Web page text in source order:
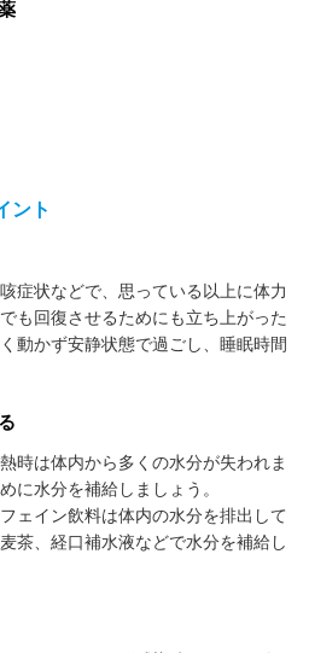
ント
症状などで、思っている以上に体力
も回復させるためにも立ち上がった
動かず安静状態で過ごし、睡眠時間
時は体内から多くの水分が失われま
に水分を補給しましょう。
ェイン飲料は体内の水分を排出して
茶、経口補水液などで水分を補給し